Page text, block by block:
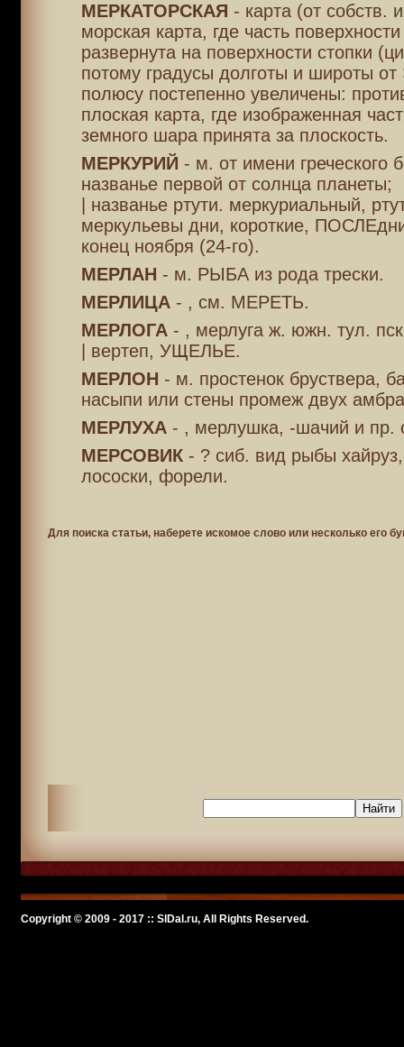
МЕРКАТОРСКАЯ - карта (от собств.
морская карта, где часть
развернута на поверхности стопки
потому градусы долготы и широты
полюсу постепенно увеличены:
плоская карта, где изображенная
земного шара принята за плоскость.
МЕРКУРИЙ - м. от имени греческого
названье первой от солнца планеты;
| названье ртути. меркуриальный,
меркульевы дни, короткие,
конец ноября (24-го).
МЕРЛАН - м. РЫБА из рода трески.
МЕРЛИЦА- , см. МЕРЕТЬ.
МЕРЛОГА- , мерлуга ж. южн. тул.
| вертеп, УЩЕЛЬЕ.
МЕРЛОН - м. простенок бруствера,
насыпи или стены промеж двух
МЕРЛУХА- , мерлушка, -шачий и
МЕРСОВИК- ? сиб. вид рыбы
лососки, форели.
Для поиска статьи, наберете искомое слово или несколько его
Copyright © 2009 - 2017 :: SlDal.ru, All Rights Reserved.